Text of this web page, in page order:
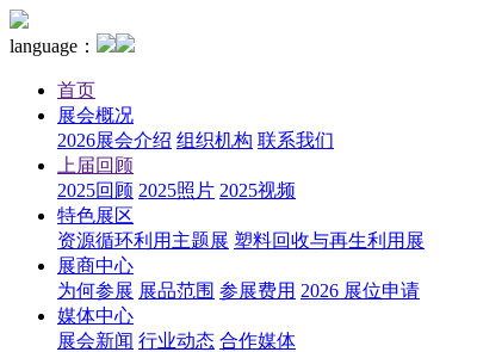
language：
首页
展会概况
2026展会介绍 组织机构 联系我们
上届回顾
2025回顾 2025照片 2025视频
特色展区
资源循环利用主题展 塑料回收与再生利用展
展商中心
为何参展 展品范围 参展费用 2026 展位申请
媒体中心
展会新闻 行业动态 合作媒体